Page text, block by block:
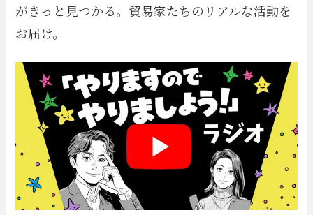
がきっと見つかる。貿易家たちのリアルな活動を
お届け。